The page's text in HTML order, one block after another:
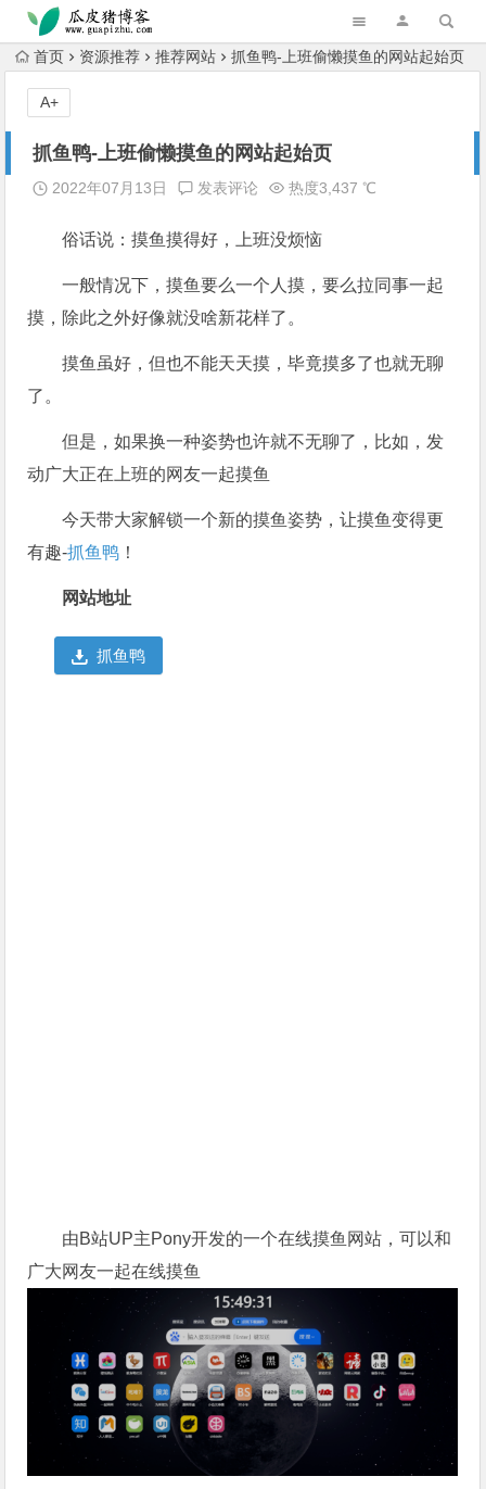
跳转到主内容
首页 资源推荐 推荐网站 抓鱼鸭-上班偷懒摸鱼的网站起始页
抓鱼鸭-上班偷懒摸鱼的网站起始页
2022年07月13日 发表评论 热度3,437 ℃
俗话说：摸鱼摸得好，上班没烦恼
一般情况下，摸鱼要么一个人摸，要么拉同事一起
摸，除此之外好像就没啥新花样了。
摸鱼虽好，但也不能天天摸，毕竟摸多了也就无聊
了。
但是，如果换一种姿势也许就不无聊了，比如，发
动广大正在上班的网友一起摸鱼
今天带大家解锁一个新的摸鱼姿势，让摸鱼变得更
有趣-抓鱼鸭 ！
网站地址
抓鱼鸭
由B站UP主Pony开发的一个在线摸鱼网站，可以和
广大网友一起在线摸鱼
A+